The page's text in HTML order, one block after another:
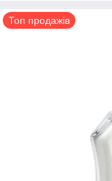
Топ продажів